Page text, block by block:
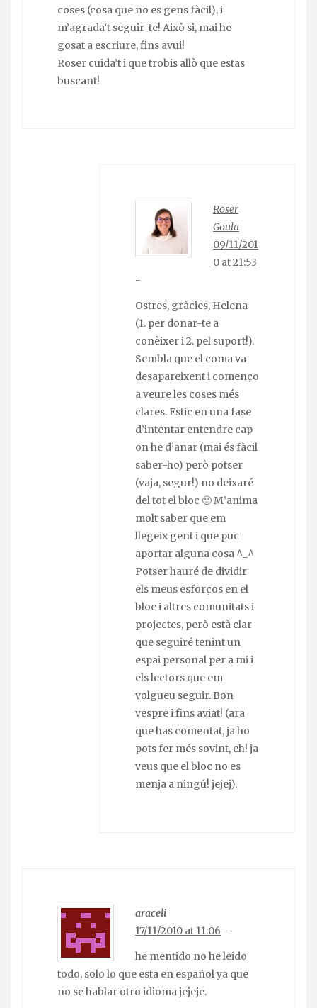
coses (cosa que no es gens fàcil), i
m’agrada’t seguir-te! Això si, mai he
gosat a escriure, fins avui!
Roser cuida’t i que trobis allò que estas
buscant!
Roser
Goula
09/11/201
0 at 21:53
-
Ostres, gràcies, Helena
(1. per donar-te a
conèixer i 2. pel suport!).
Sembla que el coma va
desapareixent i començo
a veure les coses més
clares. Estic en una fase
d’intentar entendre cap
on he d’anar (mai és fàcil
saber-ho) però potser
(vaja, segur!) no deixaré
del tot el bloc 🙂 M’anima
molt saber que em
llegeix gent i que puc
aportar alguna cosa ^_^
Potser hauré de dividir
els meus esforços en el
bloc i altres comunitats i
projectes, però està clar
que seguiré tenint un
espai personal per a mi i
els lectors que em
volgueu seguir. Bon
vespre i fins aviat! (ara
que has comentat, ja ho
pots fer més sovint, eh! ja
veus que el bloc no es
menja a ningú! jejej).
araceli
17/11/2010 at 11:06 -
he mentido no he leido
todo, solo lo que esta en español ya que
no se hablar otro idioma jejeje.